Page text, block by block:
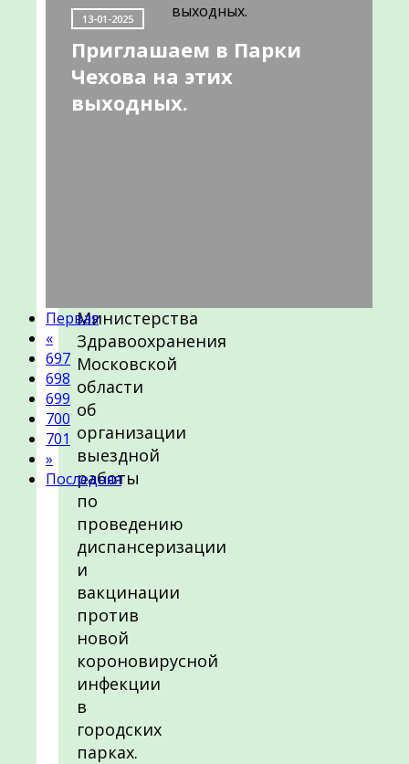
09-
2022
Уважаемые
Министерства
Здравоохранения
Московской
области
об
организации
выездной
работы
по
проведению
диспансеризации
и
вакцинации
против
новой
короновирусной
инфекции
в
городских
парках.
13-01-2025
Приглашаем в Парки
Чехова на этих
выходных.
Первая
«
697
698
699
700
701
»
Последняя